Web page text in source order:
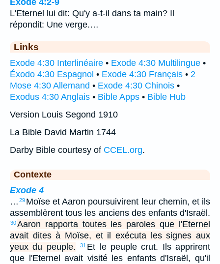
Exode 4:2-9
L'Eternel lui dit: Qu'y a-t-il dans ta main? Il
répondit: Une verge.…
Links
Exode 4:30 Interlinéaire • Exode 4:30 Multilingue •
Éxodo 4:30 Espagnol • Exode 4:30 Français • 2
Mose 4:30 Allemand • Exode 4:30 Chinois •
Exodus 4:30 Anglais • Bible Apps • Bible Hub
Version Louis Segond 1910
La Bible David Martin 1744
Darby Bible courtesy of CCEL.org.
Contexte
Exode 4
… 29 Moïse et Aaron poursuivirent leur chemin, et ils
assemblèrent tous les anciens des enfants d'Israël.
30Aaron rapporta toutes les paroles que l'Eternel
avait dites à Moïse, et il exécuta les signes aux
yeux du peuple.
31 Et le peuple crut. Ils apprirent
que l'Eternel avait visité les enfants d'Israël, qu'il